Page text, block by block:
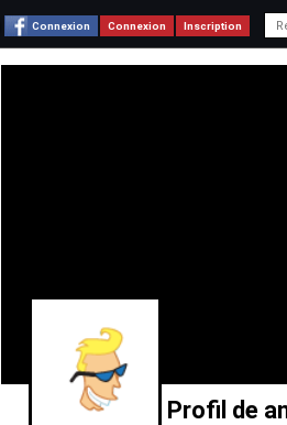
Connexion Connexion Inscription
Profil de